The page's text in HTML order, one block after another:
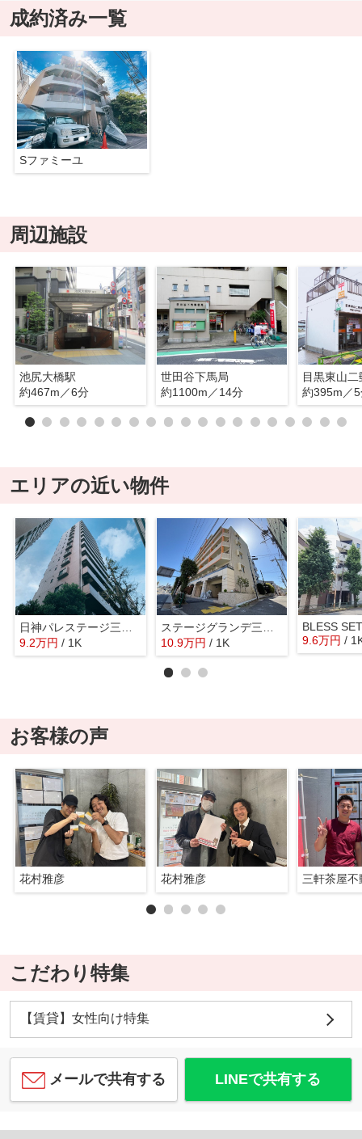
成約済み一覧
Sファミーユ
周辺施設
池尻大橋駅
約467m／6分
世田谷下馬局
約1100m／14分
目黒東山二
約395m／
エリアの近い物件
日神パレステージ三軒茶屋第２
9.2万円 / 1K
ステージグランデ三軒茶屋アジールコート
10.9万円 / 1K
BLESS
9.6万円 /
お客様の声
花村雅彦 花村雅彦 三軒茶屋不
こだわり特集
【賃貸】女性向け特集
メールで共有する LINEで共有する